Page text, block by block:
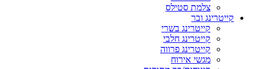
צלמת סטילס
קייטרינג ובר
קייטרינג בשרי
קייטרינג חלבי
קייטרינג פרווה
מגשי אירוח